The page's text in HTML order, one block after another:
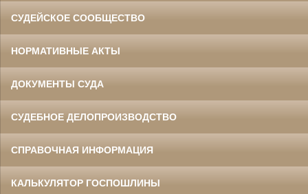
СУДЕЙСКОЕ СООБЩЕСТВО
НОРМАТИВНЫЕ АКТЫ
ДОКУМЕНТЫ СУДА
СУДЕБНОЕ ДЕЛОПРОИЗВОДСТВО
СПРАВОЧНАЯ ИНФОРМАЦИЯ
КАЛЬКУЛЯТОР ГОСПОШЛИНЫ